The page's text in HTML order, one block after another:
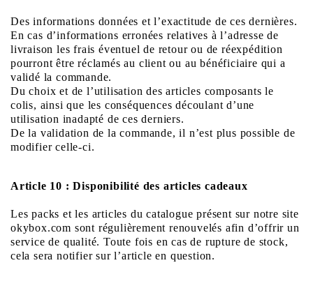
Des informations données et l’exactitude de ces dernières.
En cas d’informations erronées relatives à l’adresse de
livraison les frais éventuel de retour ou de réexpédition
pourront être réclamés au client ou au bénéficiaire qui a
validé la commande.
Du choix et de l’utilisation des articles composants le
colis, ainsi que les conséquences découlant d’une
utilisation inadapté de ces derniers.
De la validation de la commande, il n’est plus possible de
modifier celle-ci.
Article 10 : Disponibilité des articles cadeaux
Les packs et les articles du catalogue présent sur notre site
okybox.com sont régulièrement renouvelés afin d’offrir un
service de qualité. Toute fois en cas de rupture de stock,
cela sera notifier sur l’article en question.